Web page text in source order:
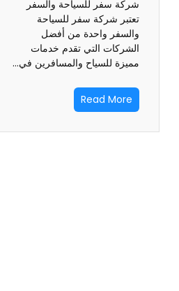
شركة سفر للسياحة والسفر
تعتبر شركة سفر للسياحة
والسفر واحدة من أفضل
الشركات التي تقدم خدمات
مميزة للسياح والمسافرين في…
Read More